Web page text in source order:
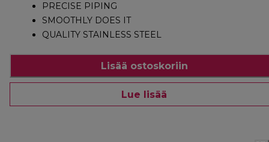
PRECISE PIPING
SMOOTHLY DOES IT
QUALITY STAINLESS STEEL
Lisää ostoskoriin
Lue lisää